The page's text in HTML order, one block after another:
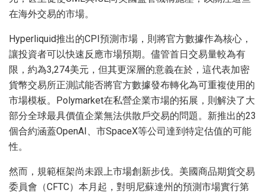
在海外交易的市場。
Hyperliquid推出的CPI預測市場，則將官方數據作為核心，
讓投資者可以快速反應市場預期。儘管首日交易量較為有
限，約為3,274美元，但其更深層的意義在於，這代表加密
貨幣交易所正測試能否將官方數據發布轉化為可重複使用的
市場模板。Polymarket在私營企業市場的拓展，則解決了大
部分全球最具價值企業無法供散戶交易的問題。新推出的23
個合約涵蓋OpenAI、市SpaceX等公司達到特定估值的可能
性。
然而，規範框架尚未跟上市場創新步伐。美國商品期貨交易
委員會（CFTC）本月起，對明尼蘇達州的預測市場實行第